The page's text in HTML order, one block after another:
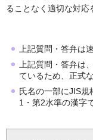
ることなく適切な対応
上記質問・答弁は
上記質問・答弁は
ているため、正式
氏名の一部にJIS
1・第2水準の漢字